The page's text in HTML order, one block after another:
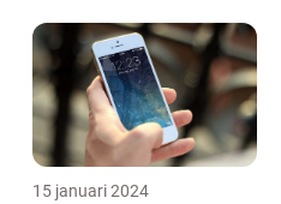
15 januari 2024